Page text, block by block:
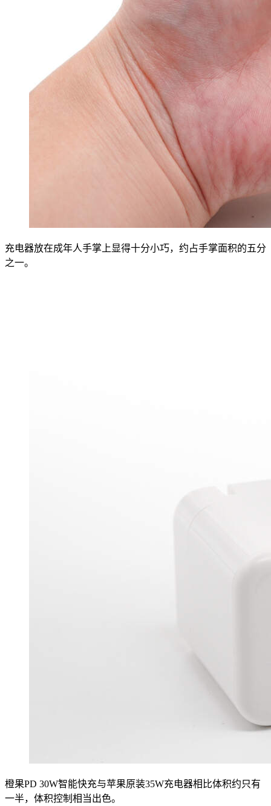
充电器放在成年人手掌上显得十分小巧，约占手掌面积的五分
之一。
橙果PD 30W智能快充与苹果原装35W充电器相比体积约只有
一半，体积控制相当出色。